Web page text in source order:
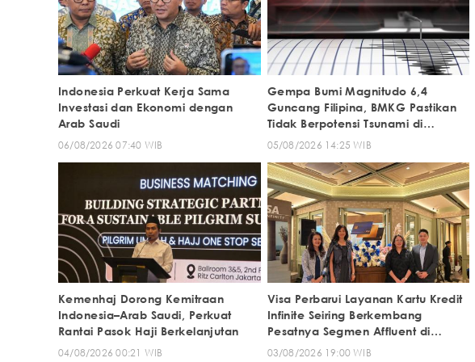
Indonesia Perkuat Kerja Sama
Investasi dan Ekonomi dengan
Arab Saudi
06/08/2026 07:40 WIB
Gempa Bumi Magnitudo 6,4
Guncang Filipina, BMKG Pastikan
Tidak Berpotensi Tsunami di
Indonesia
05/08/2026 14:25 WIB
Kemenhaj Dorong Kemitraan
Indonesia–Arab Saudi, Perkuat
Rantai Pasok Haji Berkelanjutan
04/08/2026 00:21 WIB
Visa Perbarui Layanan Kartu Kredit
Infinite Seiring Berkembang
Pesatnya Segmen Affluent di
Indonesia
03/08/2026 19:00 WIB